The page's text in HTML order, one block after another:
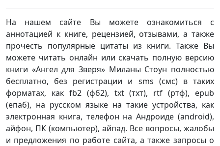
На нашем сайте Вы можете ознакомиться с
аннотацией к книге, рецензией, отзывами, а также
прочесть популярные цитаты из книги. Также Вы
можете читать онлайн или скачать полную версию
книги «Ангел для Зверя» Миланы Стоун полностью
бесплатно, без регистрации и sms (смс) в таких
форматах, как fb2 (фб2), txt (тхт), rtf (ртф), epub
(епаб), на русском языке на такие устройства, как
электронная книга, телефон на Андроиде (android),
айфон, ПК (компьютер), айпад. Все вопросы, жалобы
и предложения по работе сайта, а также запросы о